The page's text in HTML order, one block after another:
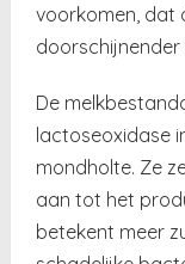
voorkomen, dat
doorschijnender
De
lactoseoxidase
mondholte. Ze
aan tot het
betekent meer